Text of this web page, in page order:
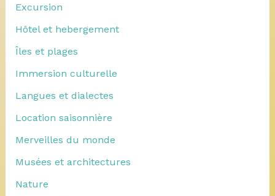
Excursion
Hôtel et hebergement
Îles et plages
Immersion culturelle
Langues et dialectes
Location saisonnière
Merveilles du monde
Musées et architectures
Nature